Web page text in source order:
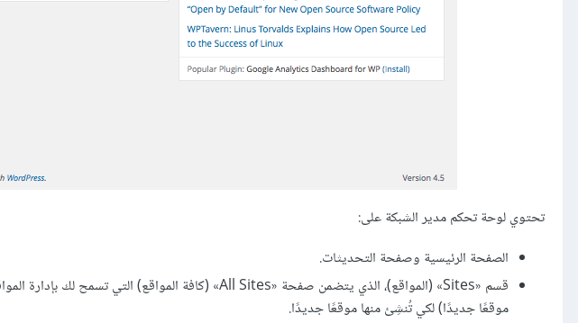
تحتوي لوحة تحكم مدير الشبكة على:
الصفحة الرئيسية وصفحة التحديثات.
موقعًا جديدًا) لكي تُنشِئ منها موقعًا جديدًا.